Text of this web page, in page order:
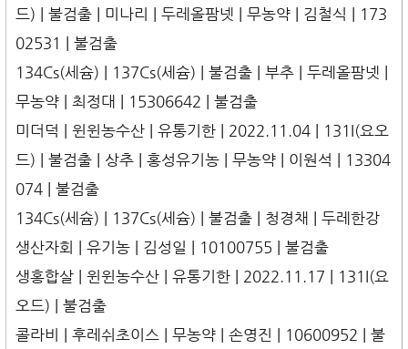
드) | 불검출 | 미나리 | 두레올팜넷 | 무농약 | 김철식 | 173
02531 | 불검출
134Cs(세슘) | 137Cs(세슘) | 불검출 | 부추 | 두레올팜넷 |
무농약 | 최정대 | 15306642 | 불검출
미더덕 | 윈윈농수산 | 유통기한 | 2022.11.04 | 131I(요오
드) | 불검출 | 상추 | 홍성유기농 | 무농약 | 이원석 | 13304
074 | 불검출
134Cs(세슘) | 137Cs(세슘) | 불검출 | 청경채 | 두레한강
생산자회 | 유기농 | 김성일 | 10100755 | 불검출
생홍합살 | 윈윈농수산 | 유통기한 | 2022.11.17 | 131I(요
오드) | 불검출
콜라비 | 후레쉬초이스 | 무농약 | 손영진 | 10600952 | 불